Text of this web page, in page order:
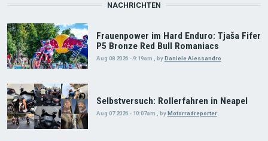
NACHRICHTEN
Frauenpower im Hard Enduro: Tjaša Fifer
P5 Bronze Red Bull Romaniacs
Aug 08 2026 - 9:19am byDaniele Alessandro
Selbstversuch: Rollerfahren in Neapel
Aug 07 2026 - 10:07am , by Motorradreporter